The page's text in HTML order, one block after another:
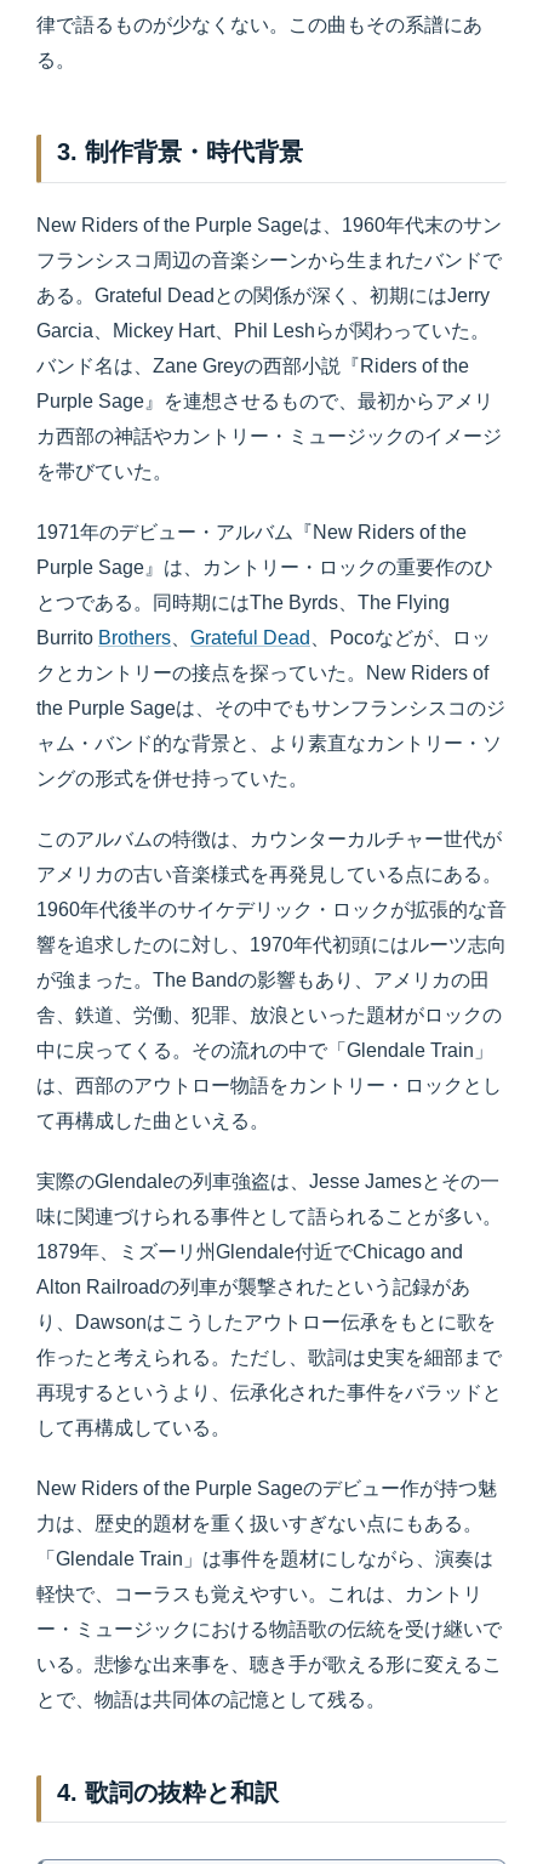
律で語るものが少なくない。この曲もその系譜にあ
る。
3. 制作背景・時代背景
New Riders of the Purple Sageは、1960年代末のサン
フランシスコ周辺の音楽シーンから生まれたバンドで
ある。Grateful Deadとの関係が深く、初期にはJerry
Garcia、Mickey Hart、Phil Leshらが関わっていた。
バンド名は、Zane Greyの西部小説『Riders of the
Purple Sage』を連想させるもので、最初からアメリ
カ西部の神話やカントリー・ミュージックのイメージ
を帯びていた。
1971年のデビュー・アルバム『New Riders of the
Purple Sage』は、カントリー・ロックの重要作のひ
とつである。同時期にはThe Byrds、The Flying
Burrito Brothers Grateful Dead
、Pocoなどが、ロッ
クとカントリーの接点を探っていた。New Riders of
the Purple Sageは、その中でもサンフランシスコのジ
ャム・バンド的な背景と、より素直なカントリー・ソ
ングの形式を併せ持っていた。
このアルバムの特徴は、カウンターカルチャー世代が
アメリカの古い音楽様式を再発見している点にある。
1960年代後半のサイケデリック・ロックが拡張的な音
響を追求したのに対し、1970年代初頭にはルーツ志向
が強まった。The Bandの影響もあり、アメリカの田
舎、鉄道、労働、犯罪、放浪といった題材がロックの
中に戻ってくる。その流れの中で「Glendale Train」
は、西部のアウトロー物語をカントリー・ロックとし
て再構成した曲といえる。
実際のGlendaleの列車強盗は、Jesse Jamesとその一
味に関連づけられる事件として語られることが多い。
1879年、ミズーリ州Glendale付近でChicago and
Alton Railroadの列車が襲撃されたという記録があ
り、Dawsonはこうしたアウトロー伝承をもとに歌を
作ったと考えられる。ただし、歌詞は史実を細部まで
再現するというより、伝承化された事件をバラッドと
して再構成している。
New Riders of the Purple Sageのデビュー作が持つ魅
力は、歴史的題材を重く扱いすぎない点にもある。
「Glendale Train」は事件を題材にしながら、演奏は
軽快で、コーラスも覚えやすい。これは、カントリ
ー・ミュージックにおける物語歌の伝統を受け継いで
いる。悲惨な出来事を、聴き手が歌える形に変えるこ
とで、物語は共同体の記憶として残る。
4. 歌詞の抜粋と和訳